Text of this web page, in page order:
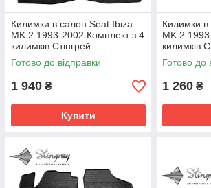
Килимки в салон Seat Ibiza
MK 2 1993-2002 Комплект з 4
килимків Стінгрей
Готово до відправки
1 940 ₴
Купити
Килимки в
MK 2
килимків
Готово до
1 260 ₴